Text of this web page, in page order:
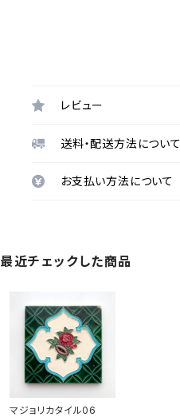
レビュー
送料・配送方法について
お支払い方法について
最近チェックした商品
マジョリカタイル06